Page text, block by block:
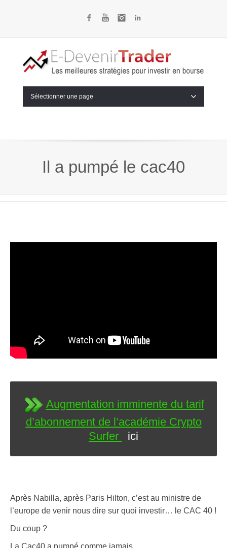
FacebookYouTubeInstagram
Sélectionner une page
Il a pumpé le cac40
Augmentation imminente du tarif
d’abonnement de l’académie Crypto
Surfer
ici
Après Nabilla, après Paris Hilton, c’est au ministre de
l’europe de venir nous dire sur quoi investir… le CAC 40 !
Du coup ?